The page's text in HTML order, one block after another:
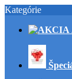
Kategórie